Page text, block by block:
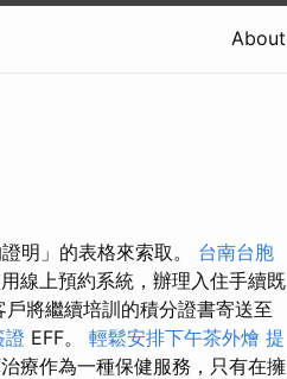
About
明」的表格來索取。 台南台胞
線上預約系統，辦理入住手續既
戶將繼續培訓的積分證書寄送至
證 EFF。 輕鬆安排下午茶外燴 提
療作為一種保健服務，只有在擁